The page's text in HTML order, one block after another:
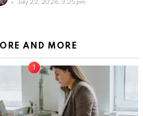
July 22, 2026, 3:25 pm
AND MORE